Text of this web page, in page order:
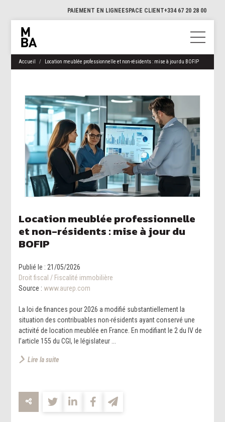
PAIEMENT EN LIGNEESPACE CLIENT+334 67 20 28 00
Accueil Location meublée professionnelle et non-résidents : mise à jour du BOFIP
Location meublée professionnelle
et non-résidents : mise à jour du
BOFIP
Publié le : 21/05/2026
Droit fiscal / Fiscalité immobilière
Source : www.aurep.com
La loi de finances pour 2026 a modifié substantiellement la
situation des contribuables non-résidents ayant conservé une
activité de location meublée en France. En modifiant le 2 du IV de
l’article 155 du CGI, le législateur ...
Lire la suite